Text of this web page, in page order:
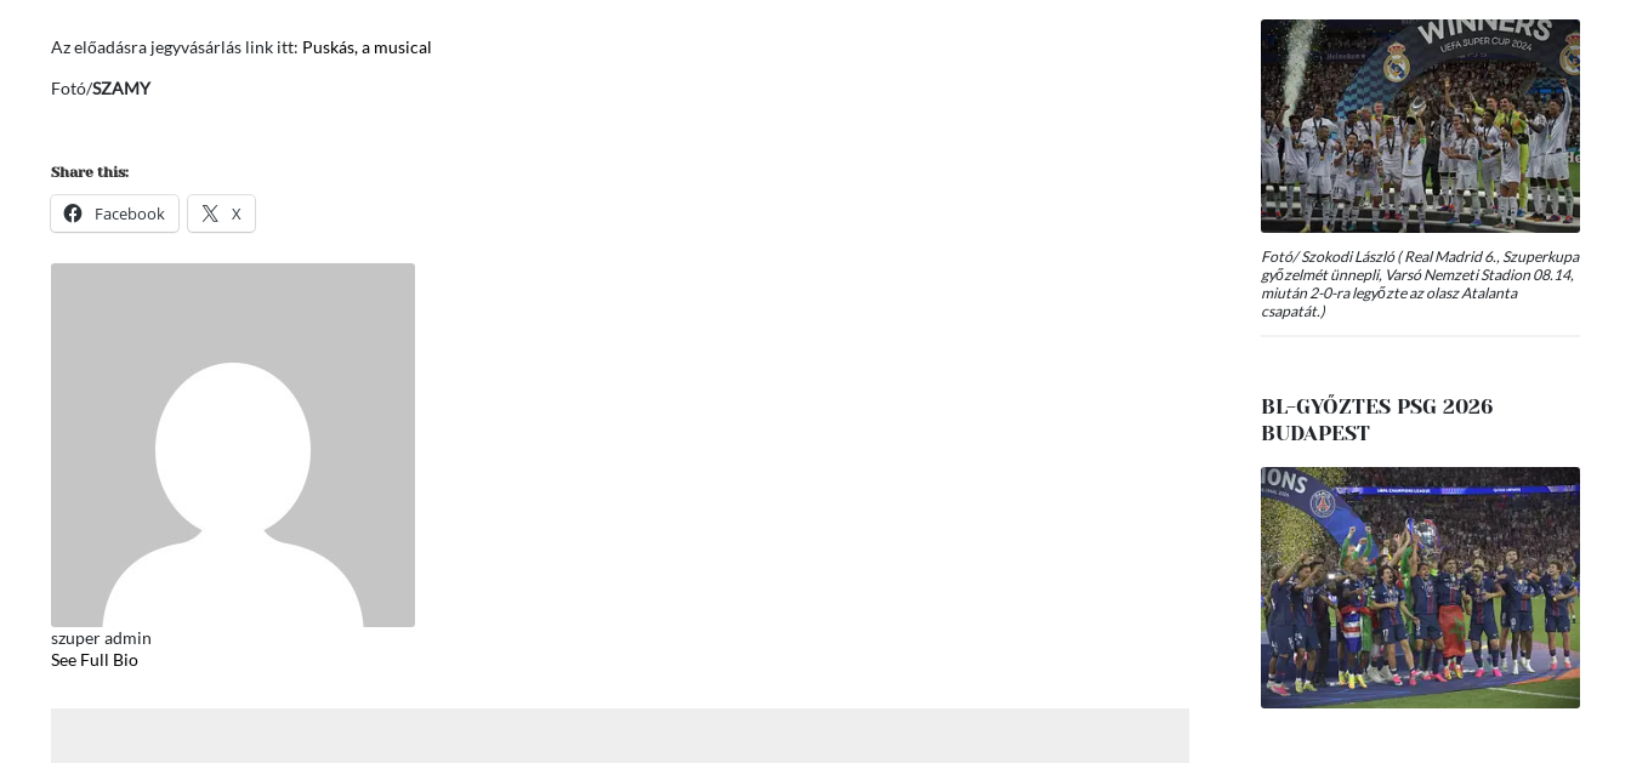
Az előadásra jegyvásárlás link itt: Puskás, a musical
Fotó/SZAMY
Share this:
Facebook X
szuper admin
See Full Bio
Fotó/ Szokodi László ( Real Madrid 6., Szuperkupa
győzelmét ünnepli, Varsó Nemzeti Stadion 08.14,
miután 2-0-ra legyőzte az olasz Atalanta
csapatát.)
BL-GYŐZTES PSG 2026
BUDAPEST